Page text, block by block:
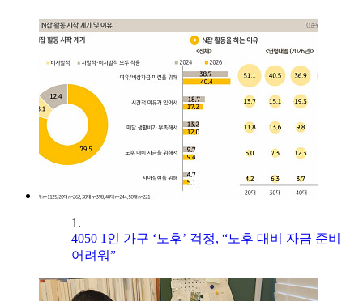
1.
4050 1인 가구 ‘노후’ 걱정, “노후 대비 자금 준비
어려워”